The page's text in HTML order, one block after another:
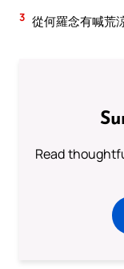
3 從何羅念有喊荒
Read